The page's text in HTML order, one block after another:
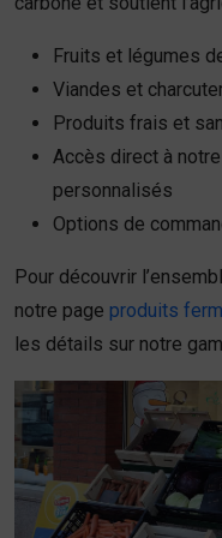
Fruits et légumes
Viandes et
Produits frais et
Accès direct à
personnalisés
Options de
Pour découvrir
notre page produits
les détails sur notre